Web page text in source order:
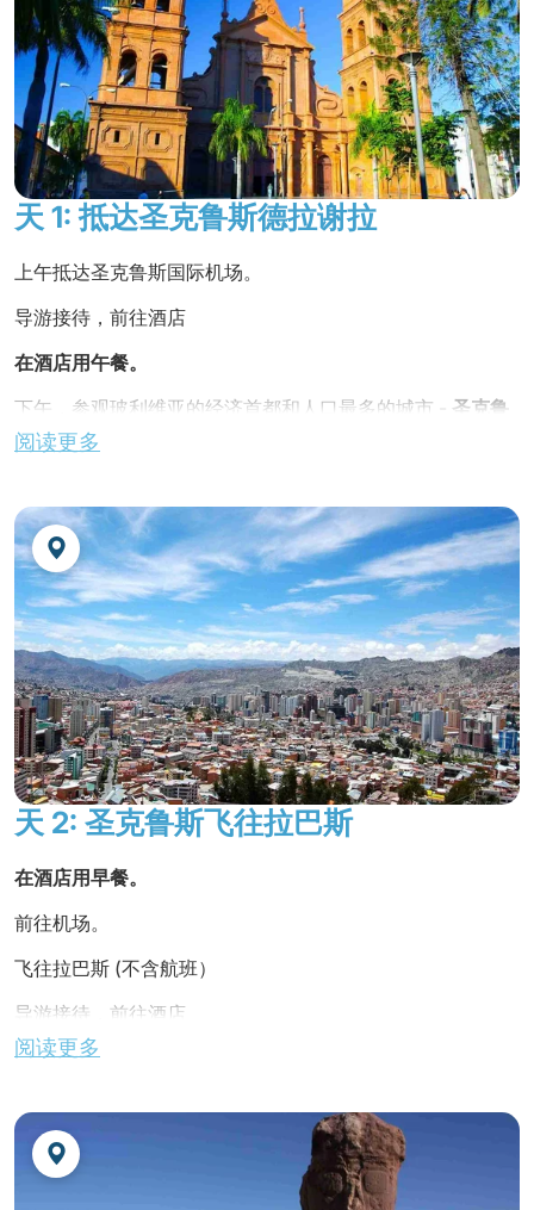
延伸行程 ：耶稣会传教区
孔切思和圣伊格纳西奥
参观拉丁美洲朝圣圣地科帕卡巴纳圣母圣殿。
乘坐安第斯山脉的火车从拉巴斯前往奥鲁罗。
游览玻利维亚高原上广阔的原始盐湖 -乌尤尼
盐湖。
参观两座历史名城苏克雷和波托西。
品尝玻利维亚艾马拉土著人的原汁原味菜肴：
圣克鲁斯的咸蛋糕、与太阳岛社区分享的午
餐"aphtapi"、波托西的 "石头汤" 等。
店。
网址：www.hotelcortez.com
拉巴斯
Hotel Rey Palace ***或同级酒店
酒店位于市中心，地理位置优越，交通极为便利。
客房格调高雅，设施现代便捷，服务周到贴心，让
人倍感舒适。 酒店设有单人间、双人间、套房和家
迷你吧、暖气、空调、水力按摩、保险箱、互联
网、有线电视和 24 小时客房服务。
网址：www.reypalacehotel.com
科帕卡巴纳（的的喀喀湖）
Hotel Gloria Copacabana ***
这家酒店位于蒂蒂卡卡湖畔，提供 32 间带私人浴室
的客房、一家供应国际和国内美食的餐厅、花园和
游乐场。 这是一家舒适惬意的酒店，非常适合享受
住宿。
网址：www.hotelgloria.com.bo
乌尤尼
Jardines de Uyuni ***或同级酒店
这家酒店位于乌尤尼市中心，客房围绕中央屋顶天
井而建。 所有房间都粉刷成鲜艳的颜色，配有 24
设有一个小酒吧和一个以 "烤喇嘛 "为特色菜的餐
厅。
网址：www.jardinesdeuyuni.com
波托西
Coloso Potosi ****
房，可以欣赏到塞罗里科山的壮丽景色。 所有客房
均铺有地毯，配有私人浴室、热水、中央供暖系
统、保险箱和有线电视。 您还可以享用游泳池、桑
天 1: 抵达圣克鲁斯德拉谢拉
上午抵达圣克鲁斯国际机场。
导游接待，前往酒店
在酒店用午餐。
下午，参观玻利维亚的经济首都和人口最多的城市 - 圣克鲁
斯。
洛伦索 大教堂和政府大楼，以及建筑竞技场上的街道和房
屋。
金巴雅拉丁美洲独家特色！
在市内的一家传统面包店品尝当地典型的开胃菜。
它们是用木薯粉和奶酪精心制作的。 令人欣喜
在当地餐馆用晚餐。
夜宿酒店。
阅读更多
天 2: 圣克鲁斯飞往拉巴斯
在酒店用早餐。
前往机场。
飞往拉巴斯 (不含航班）
导游接待，前往酒店
玻利维亚首都
上尽情享受热闹的氛围。 漫步穆里略广场，欣赏大教堂和总
统府。 然后参观
，这里珍藏着许多前哥伦布时
期玻利维亚珠宝和陶瓷的秘密。 发现令人好奇的
，在这里您可以找到护身符、艾马拉仪式用的药水和许
阅读更多